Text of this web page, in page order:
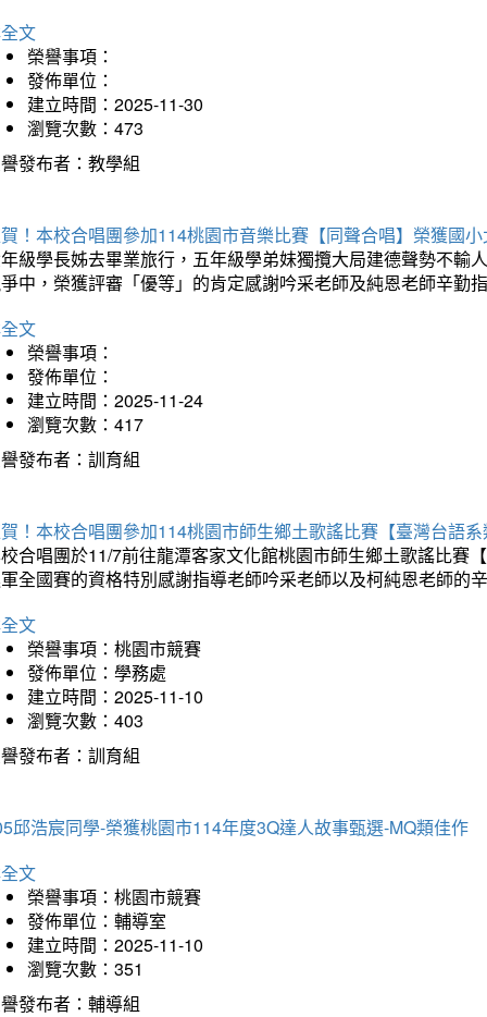
文
榮譽事項：
發佈單位：
建立時間：2025-11-30
瀏覽次數：473
發布者：教學組
！本校合唱團參加114桃園市音樂比賽【同聲合唱】榮獲國
級學長姊去畢業旅行，五年級學弟妹獨攬大局建德聲勢不輸
中，榮獲評審「優等」的肯定感謝吟采老師及純恩老師辛勤
文
榮譽事項：
發佈單位：
建立時間：2025-11-24
瀏覽次數：417
發布者：訓育組
！本校合唱團參加114桃園市師生鄉土歌謠比賽【臺灣台語
合唱團於11/7前往龍潭客家文化館桃園市師生鄉土歌謠比賽
全國賽的資格特別感謝指導老師吟采老師以及柯純恩老師的
文
榮譽事項：桃園市競賽
發佈單位：學務處
建立時間：2025-11-10
瀏覽次數：403
發布者：訓育組
邱浩宸同學-榮獲桃園市114年度3Q達人故事甄選-MQ類佳作
文
榮譽事項：桃園市競賽
發佈單位：輔導室
建立時間：2025-11-10
瀏覽次數：351
發布者：輔導組